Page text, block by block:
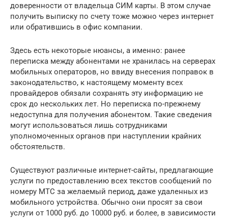
доверенности от владельца СИМ карты. В этом случае
получить выписку по счету тоже можно через интернет
или обратившись в офис компании.
Здесь есть некоторые нюансы, а именно: ранее
переписка между абонентами не хранилась на серверах
мобильных операторов, но ввиду внесения поправок в
законодательство, к настоящему моменту всех
провайдеров обязали сохранять эту информацию не
срок до нескольких лет. Но переписка по-прежнему
недоступна для получения абонентом. Такие сведения
могут использоваться лишь сотрудниками
уполномоченных органов при наступлении крайних
обстоятельств.
Существуют различные интернет-сайты, предлагающие
услуги по предоставлению всех текстов сообщений по
номеру МТС за желаемый период, даже удаленных из
мобильного устройства. Обычно они просят за свои
услуги от 1000 руб. до 10000 руб. и более, в зависимости